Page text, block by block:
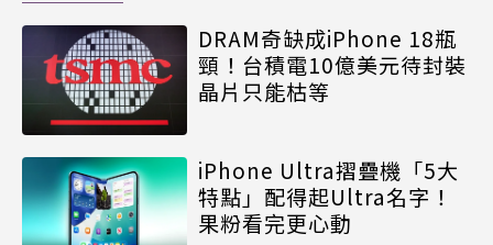
DRAM奇缺成iPhone 18瓶
頸！台積電10億美元待封裝
晶片只能枯等
iPhone Ultra摺疊機「5大
特點」配得起Ultra名字！
果粉看完更心動